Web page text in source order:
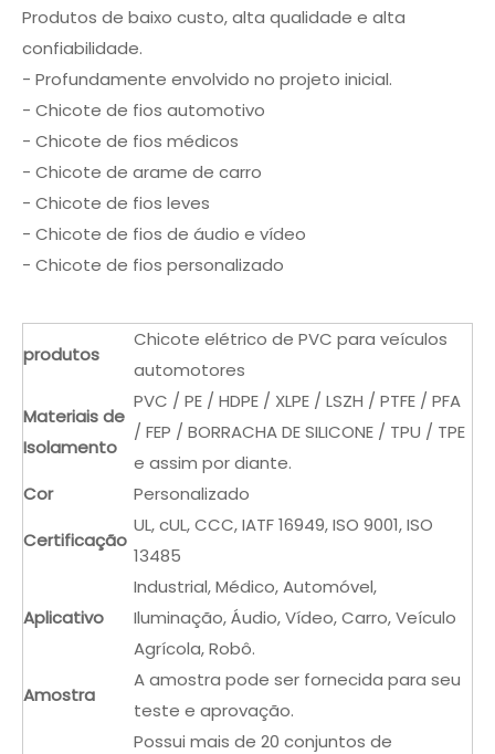
Produtos de baixo custo, alta qualidade e alta
confiabilidade.
- Profundamente envolvido no projeto inicial.
- Chicote de fios automotivo
- Chicote de fios médicos
- Chicote de arame de carro
- Chicote de fios leves
- Chicote de fios de áudio e vídeo
- Chicote de fios personalizado
produtos
Chicote elétrico de PVC para veículos
automotores
Materiais de
Isolamento
PVC / PE / HDPE / XLPE / LSZH / PTFE / PFA
/ FEP / BORRACHA DE SILICONE / TPU / TPE
e assim por diante.
Cor
Personalizado
Certificação
UL, cUL, CCC, IATF 16949, ISO 9001, ISO
13485
Aplicativo
Industrial, Médico, Automóvel,
Iluminação, Áudio, Vídeo, Carro, Veículo
Agrícola, Robô.
Amostra
A amostra pode ser fornecida para seu
teste e aprovação.
Possui mais de 20 conjuntos de